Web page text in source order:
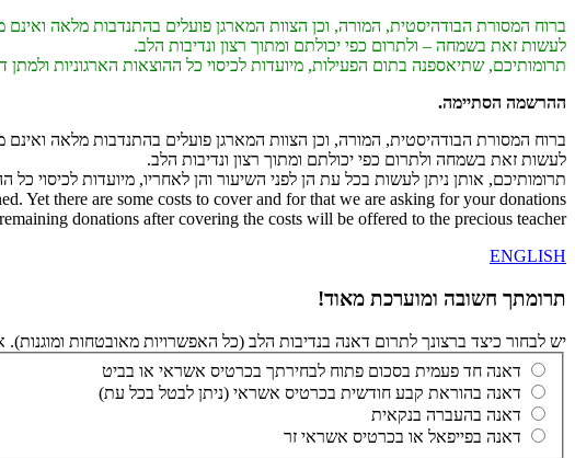
ברוח המסורת הבודהיסטית, המורה, וכן הצוות המארגן פועלים בהתנדבות מלאה
לעשות זאת בשמחה – ולתרום כפי יכולתם ומתוך רצון ונדיבות הלב.
תרומותיכם, שתיאספנה בתום הפעילות, מיועדות לכיסוי כל ההוצאות הארגוניות
ההרשמה הסתיימה.
ברוח המסורת הבודהיסטית, המורה, וכן הצוות המארגן פועלים בהתנדבות מלאה
לעשות זאת בשמחה ולתרום כפי יכולתם ומתוך רצון ונדיבות הלב.
תרומותיכם, אותן ניתן לעשות בכל עת הן לפני השיעור והן לאחריו, מיועדות לכיסוי
Yet there are some costs to cover and for that we are asking for your donations.
donations after covering the costs will be offered to the precious teacher.
ENGLISH
תרומתך חשובה ומוערכת מאוד!
יש לבחור כיצד ברצונך לתרום דאנה בנדיבות הלב (כל האפשרויות מאובטחות ומוגנות).
דאנה חד פעמית בסכום פתוח לבחירתך בכרטיס אשראי או בביט
דאנה בהוראת קבע חודשית בכרטיס אשראי (ניתן לבטל בכל עת)
דאנה בהעברה בנקאית
דאנה בפייפאל או בכרטיס אשראי זר